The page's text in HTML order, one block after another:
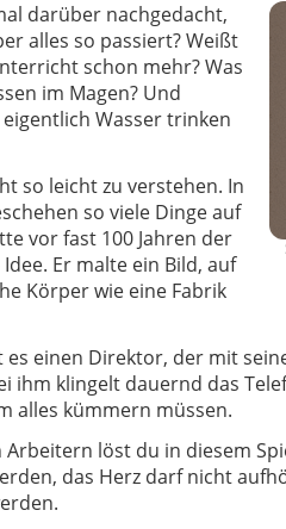
darüber nachgedacht,
alles so passiert? Weißt
schon mehr? Was
im Magen? Und
Wasser trinken
so leicht zu verstehen. In
so viele Dinge auf
vor fast 100 Jahren der
Er malte ein Bild, auf
Körper wie eine Fabrik
es einen Direktor, der mit
ihm klingelt dauernd das
alles kümmern müssen.
löst du in diesem
das Herz darf nicht